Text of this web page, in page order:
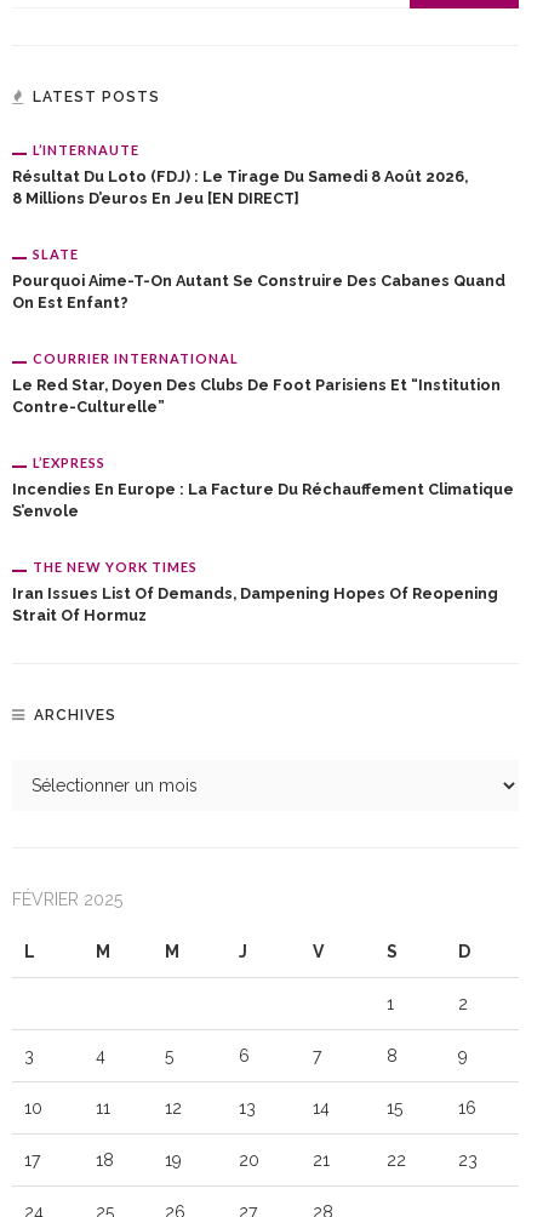
LATEST POSTS
L’INTERNAUTE
Résultat Du Loto (FDJ) : Le Tirage Du Samedi 8 Août 2026,
8 Millions D’euros En Jeu [EN DIRECT]
SLATE
Pourquoi Aime-T-On Autant Se Construire Des Cabanes Quand
On Est Enfant?
COURRIER INTERNATIONAL
Le Red Star, Doyen Des Clubs De Foot Parisiens Et “institution
Contre-Culturelle”
L’EXPRESS
Incendies En Europe : La Facture Du Réchauffement Climatique
S’envole
THE NEW YORK TIMES
Iran Issues List Of Demands, Dampening Hopes Of Reopening
Strait Of Hormuz
ARCHIVES
FÉVRIER 2025
L M M J V S D
1 2
3 4 5 6 7 8 9
10 11 12 13 14 15 16
17 18 19 20 21 22 23
24 25 26 27 28